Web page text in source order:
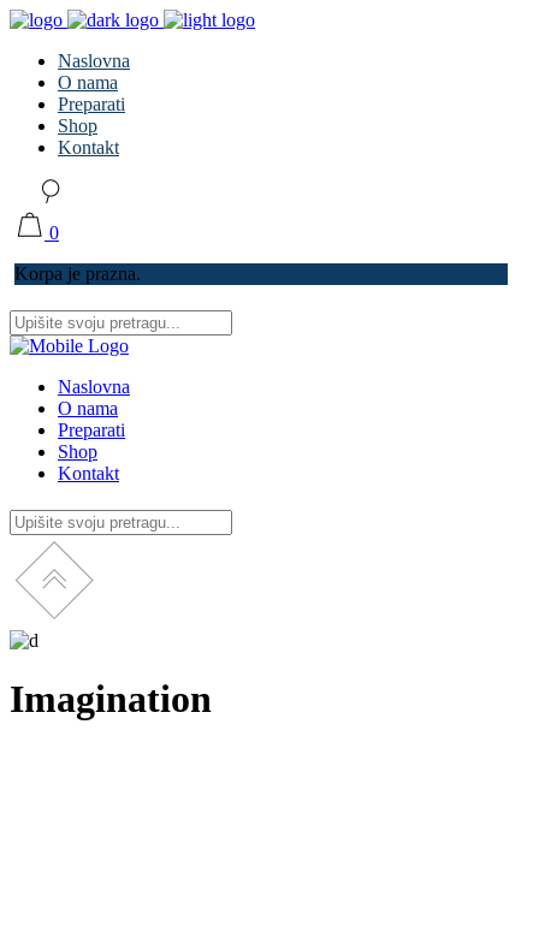
Naslovna
O nama
Preparati
Shop
Kontakt
0
Korpa je prazna.
Naslovna
O nama
Preparati
Shop
Kontakt
Imagination